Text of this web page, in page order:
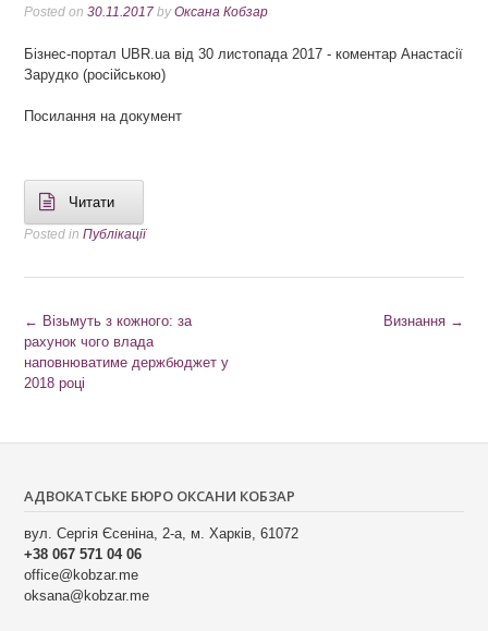
Posted on 30.11.2017 byОксана Кобзар
Бізнес-портал UBR.ua від 30 листопада 2017 - коментар Анастасії
Зарудко (російською)
Посилання на документ
Читати
Posted in Публікації
P
o
s
t
a
v
i
g
← Візьмуть з кожного: за
рахунок чого влада
наповнюватиме держбюджет у
2018 році
Визнання →
АДВОКАТСЬКЕ БЮРО ОКСАНИ КОБЗАР
вул. Сергія Єсеніна, 2-а, м. Харків, 61072
+38 067 571 04 06
office@kobzar.me
oksana@kobzar.me